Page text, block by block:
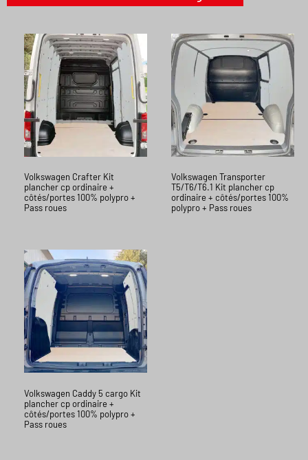
Volkswagen Crafter Kit
plancher cp ordinaire +
côtés/portes 100% polypro +
Pass roues
Volkswagen Transporter
T5/T6/T6.1 Kit plancher cp
ordinaire + côtés/portes 100%
polypro + Pass roues
Volkswagen Caddy 5 cargo Kit
plancher cp ordinaire +
côtés/portes 100% polypro +
Pass roues